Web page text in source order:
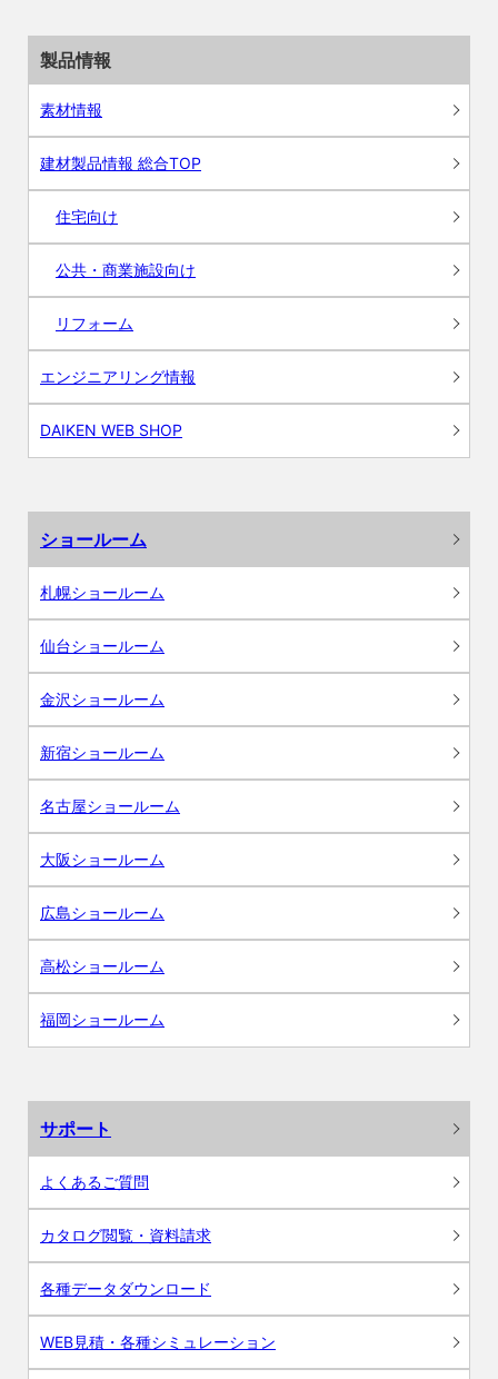
製品情報
素材情報
建材製品情報 総合TOP
住宅向け
公共・商業施設向け
リフォーム
エンジニアリング情報
DAIKEN WEB SHOP
ショールーム
札幌ショールーム
仙台ショールーム
金沢ショールーム
新宿ショールーム
名古屋ショールーム
大阪ショールーム
広島ショールーム
高松ショールーム
福岡ショールーム
サポート
よくあるご質問
カタログ閲覧・資料請求
各種データダウンロード
WEB見積・各種シミュレーション